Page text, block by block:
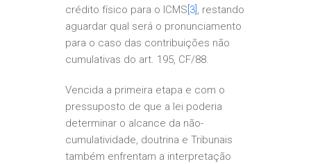
crédito físico para o ICMS [3] , restando
aguardar qual será o pronunciamento
para o caso das contribuições não
cumulativas do art. 195, CF/88.
Vencida a primeira etapa e com o
pressuposto de que a lei poderia
determinar o alcance da não-
cumulatividade, doutrina e Tribunais
também enfrentam a interpretação